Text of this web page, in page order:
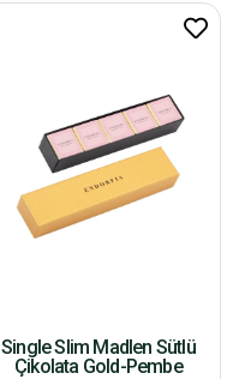
Single Slim Madlen Sütlü
Çikolata Gold-Pembe